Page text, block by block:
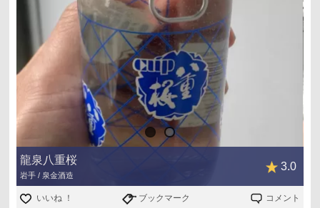
龍泉八重桜
岩手 / 泉金酒造
3.0
いいね ！ ブックマーク コメント